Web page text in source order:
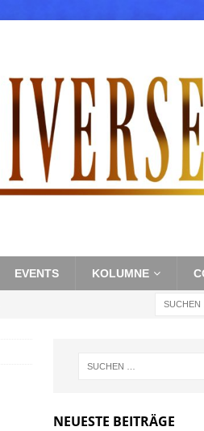
EVENTS KOLUMNE
NEUESTE BEITRÄGE